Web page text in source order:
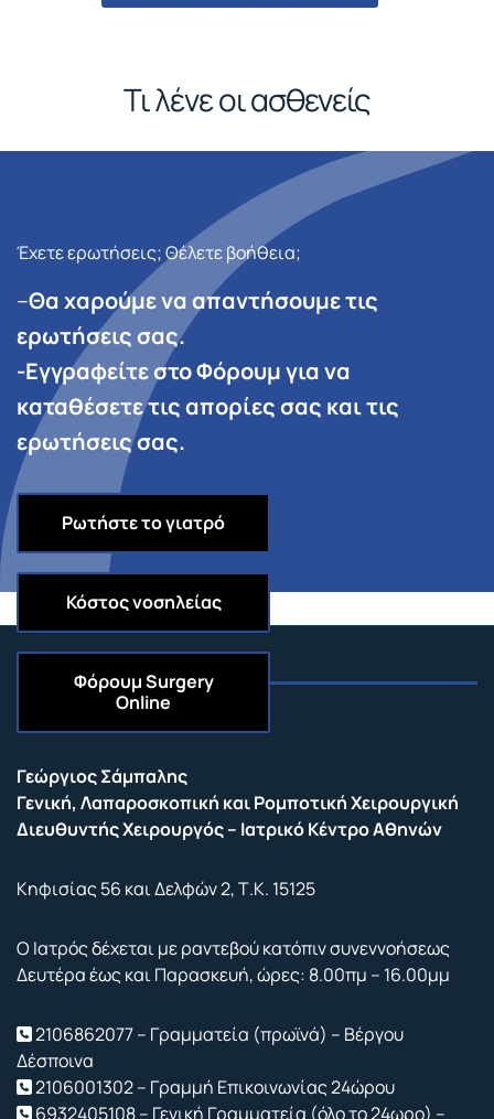
Τι λένε οι ασθενείς
Έχετε ερωτήσεις; Θέλετε βοήθεια;
–Θα χαρούμε να απαντήσουμε τις
ερωτήσεις σας.
-Εγγραφείτε στο Φόρουμ για να
καταθέσετε τις απορίες σας και τις
ερωτήσεις σας.
Ρωτήστε το γιατρό
Κόστος νοσηλείας
ΦόρουμSurgery
Online
Γεώργιος Σάμπαλης
Γενική, Λαπαροσκοπική και Ρομποτική Χειρουργική
Διευθυντής Χειρουργός – Ιατρικό Κέντρο Αθηνών
Κηφισίας 56 και Δελφών 2, Τ.Κ. 15125
Ο Ιατρός δέχεται με ραντεβού κατόπιν συνεννοήσεως
Δευτέρα έως και Παρασκευή, ώρες: 8.00πμ – 16.00μμ
2106862077 – Γραμματεία (πρωϊνά) – Βέργου
Δέσποινα
2106001302 – Γραμμή Επικοινωνίας 24ώρου
6932405108 – Γενική Γραμματεία (όλο το 24ωρο) –